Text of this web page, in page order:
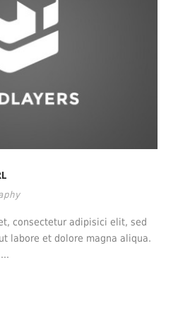
consectetur adipisici elit, sed
labore et dolore magna aliqua.